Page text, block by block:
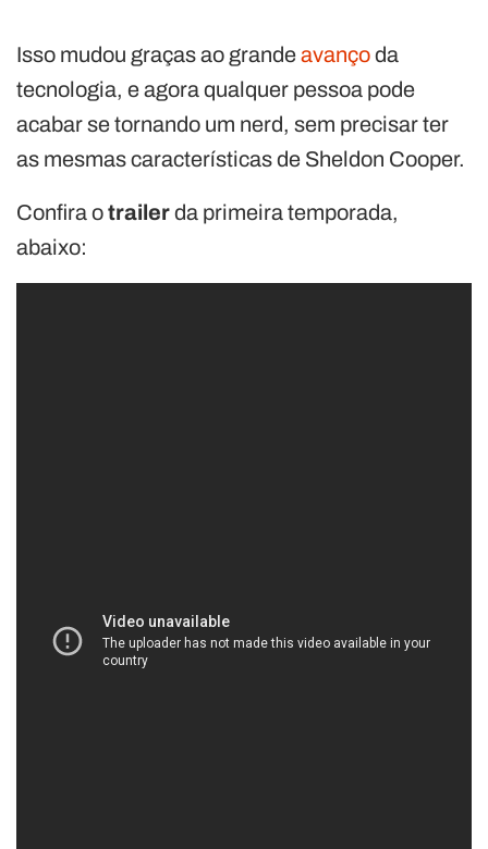
Isso mudou graças ao grandeavançoda
tecnologia, e agora qualquer pessoa pode
acabar se tornando um nerd, sem precisar ter
as mesmas características de Sheldon Cooper.
Confira otrailerda primeira temporada,
abaixo: